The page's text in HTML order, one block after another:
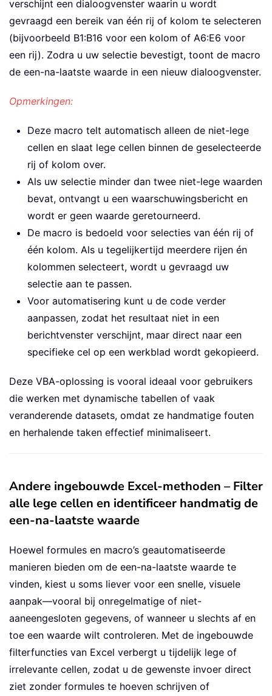
verschijnt een dialoogvenster waarin u wordt
gevraagd een bereik van één rij of kolom te selecteren
(bijvoorbeeld B1:B16 voor een kolom of A6:E6 voor
een rij). Zodra u uw selectie bevestigt, toont de macro
de een-na-laatste waarde in een nieuw dialoogvenster.
Opmerkingen:
Deze macro telt automatisch alleen de niet-lege
cellen en slaat lege cellen binnen de geselecteerde
rij of kolom over.
Als uw selectie minder dan twee niet-lege waarden
bevat, ontvangt u een waarschuwingsbericht en
wordt er geen waarde geretourneerd.
De macro is bedoeld voor selecties van één rij of
één kolom. Als u tegelijkertijd meerdere rijen én
kolommen selecteert, wordt u gevraagd uw
selectie aan te passen.
Voor automatisering kunt u de code verder
aanpassen, zodat het resultaat niet in een
berichtvenster verschijnt, maar direct naar een
specifieke cel op een werkblad wordt gekopieerd.
Deze VBA-oplossing is vooral ideaal voor gebruikers
die werken met dynamische tabellen of vaak
veranderende datasets, omdat ze handmatige fouten
en herhalende taken effectief minimaliseert.
Andere ingebouwde Excel-methoden – Filter
alle lege cellen en identificeer handmatig de
een-na-laatste waarde
Hoewel formules en macro’s geautomatiseerde
manieren bieden om de een-na-laatste waarde te
vinden, kiest u soms liever voor een snelle, visuele
aanpak—vooral bij onregelmatige of niet-
aaneengesloten gegevens, of wanneer u slechts af en
toe een waarde wilt controleren. Met de ingebouwde
filterfuncties van Excel verbergt u tijdelijk lege of
irrelevante cellen, zodat u de gewenste invoer direct
ziet zonder formules te hoeven schrijven of